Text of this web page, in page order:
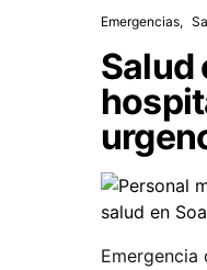
Emergencias
Salud